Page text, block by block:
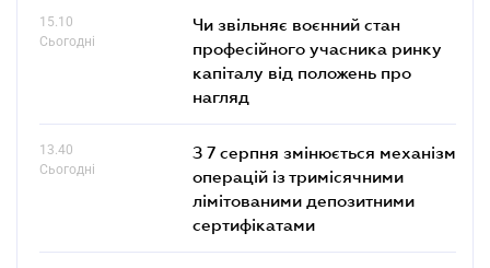
15.10
Сьогодні
Чи звільняє воєнний стан
професійного учасника ринку
капіталу від положень про
нагляд
13.40
Сьогодні
З 7 серпня змінюється механізм
операцій із тримісячними
лімітованими депозитними
сертифікатами